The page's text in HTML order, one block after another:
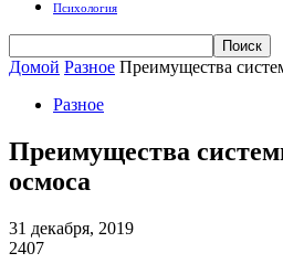
Психология
Домой Разное Преимущества
Разное
Преимущества
осмоса
31 декабря, 2019
2407